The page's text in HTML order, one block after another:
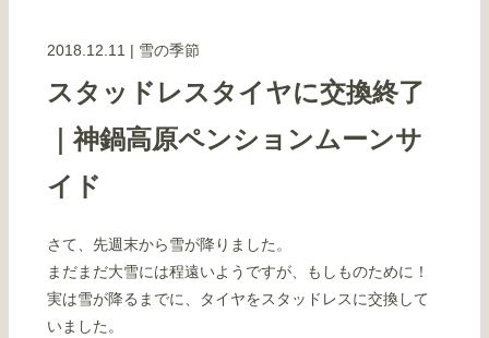
2018.12.11 | 雪の季節
スタッドレスタイヤに交換終了
｜神鍋高原ペンションムーンサ
イド
さて、先週末から雪が降りました。
まだまだ大雪には程遠いようですが、もしものために！
実は雪が降るまでに、タイヤをスタッドレスに交換して
いました。